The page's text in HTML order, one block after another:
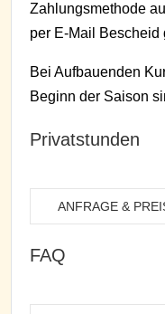
Zahlungsmethode
per E-Mail Bescheid
Bei Aufbauenden
Beginn der Saison
Privatstunden
ANFRAGE &
FAQ